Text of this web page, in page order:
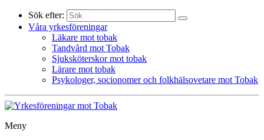
Sök efter:
Våra yrkesföreningar
Läkare mot tobak
Tandvård mot Tobak
Sjuksköterskor mot tobak
Lärare mot tobak
Psykologer, socionomer och folkhälsovetare mot Tobak
Meny